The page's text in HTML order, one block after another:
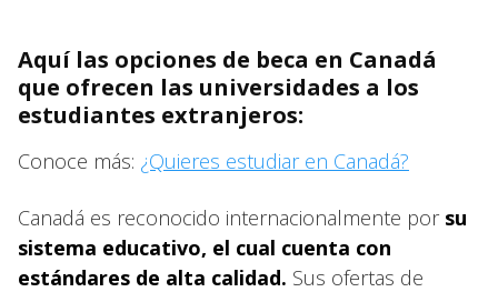
Aquí las opciones de beca en Canadá
que ofrecen las universidades a los
estudiantes extranjeros:
Conoce más: ¿Quieres estudiar en Canadá?
Canadá es reconocido internacionalmente por su
sistema educativo, el cual cuenta con
estándares de alta calidad. Sus ofertas de